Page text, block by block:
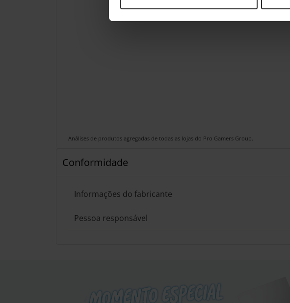
Análises de produtos agregadas de todas as lojas do Pro Gamers Group.
Conformidade
Informações do fabricante
Pessoa responsável